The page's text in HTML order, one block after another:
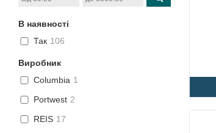
В наявності
Так 106
Виробник
Columbia 1
Portwest 2
REIS 17